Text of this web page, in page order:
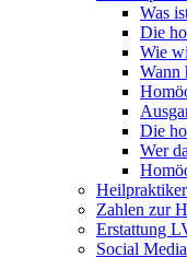
Was
Die
Wie
Wann
Die
Wer
Zahlen zur
Erstattung
Social Media